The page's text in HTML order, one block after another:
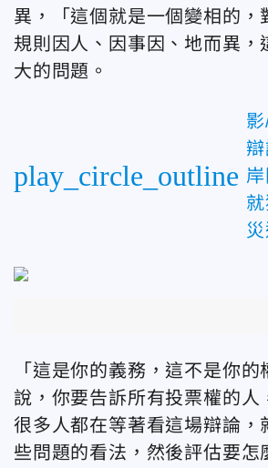
異，「這個就是一個變相的，
規則因人、因事因、地而異，
大的問題。
play_circle_outline
「這是你的義務，這不是你
說，你要告訴所有投票權的人
很多人都在等著看這場辯論，
些問題的看法，然後評估要怎